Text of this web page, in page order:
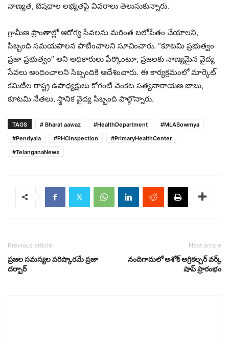
నాణ్యత, ఔషధాల లభ్యతపై వివరాలు తెలుసుకున్నారు.
గ్రామీణ ప్రాంతాల్లో ఆరోగ్య సేవలను మరింత బలోపేతం చేయాలని,
సిబ్బంది సమయపాలన పాటించాలని సూచించారు. “కూటమి ప్రభుత్వం
ప్రజా ప్రభుత్వం” అని అధికారులు పేర్కొంటూ, ప్రజలకు నాణ్యమైన వైద్య
సేవలు అందించాలని సిబ్బందికి ఆదేశించారు. ఈ కార్యక్రమంలో మార్కెట్
కమిటీల రాష్ట్ర ఉపాధ్యక్షులు కోగంటి వెంకట సత్యనారాయణ బాబు,
కూటమి నేతలు, స్థానిక వైద్య సిబ్బంది పాల్గొన్నారు.
TAGS # Bharat aawaz #HealthDepartment
#MLASowmya
#Pendyala
#PHCInspection
#PrimaryHealthCenter
#TelanganaNews
Previous article
ప్రజల సమస్యల పరిష్కారమే ప్రజా
దర్బార్
Next article
నందిగామలో అశోక్ అగ్రికల్చర్ వర్క్
షాప్ ప్రారంభం